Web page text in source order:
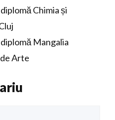
Chimia și
Mangalia
Arte